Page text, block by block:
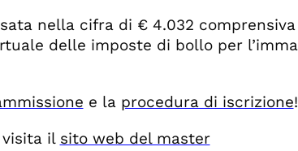
nella cifra di € 4.032
delle imposte di bollo per
e la procedura di iscrizione!
visita il sito web del master